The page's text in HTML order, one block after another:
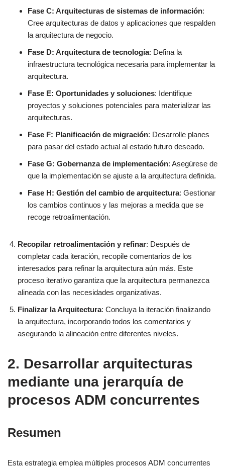
Fase C: Arquitecturas de sistemas de información:
Cree arquitecturas de datos y aplicaciones que respalden
la arquitectura de negocio.
Fase D: Arquitectura de tecnología: Defina la
infraestructura tecnológica necesaria para implementar la
arquitectura.
Fase E: Oportunidades y soluciones: Identifique
proyectos y soluciones potenciales para materializar las
arquitecturas.
Fase F: Planificación de migración: Desarrolle planes
para pasar del estado actual al estado futuro deseado.
Fase G: Gobernanza de implementación: Asegúrese de
que la implementación se ajuste a la arquitectura definida.
Fase H: Gestión del cambio de arquitectura: Gestionar
los cambios continuos y las mejoras a medida que se
recoge retroalimentación.
Recopilar retroalimentación y refinar: Después de
completar cada iteración, recopile comentarios de los
interesados para refinar la arquitectura aún más. Este
proceso iterativo garantiza que la arquitectura permanezca
alineada con las necesidades organizativas.
Finalizar la Arquitectura: Concluya la iteración finalizando
la arquitectura, incorporando todos los comentarios y
asegurando la alineación entre diferentes niveles.
2. Desarrollar arquitecturas
mediante una jerarquía de
procesos ADM concurrentes
Resumen
Esta estrategia emplea múltiples procesos ADM concurrentes